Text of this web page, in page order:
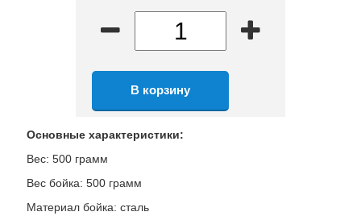
Основные характеристики:
Вес: 500 грамм
Вес бойка: 500 грамм
Материал бойка: сталь